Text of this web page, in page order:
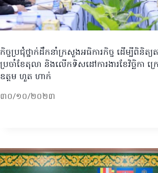
កិច្ចប្រជុំថ្នាក់ដឹកនាំក្រសួងអធិការកិច្ច ដើម្បីពិនិត្យ
ប្រចាំខែតុលា និងលើកទិសដៅការងារខែវិច្ឆិកា
ឧត្តម ហួត ហាក់
៣០/១០/២០២៣